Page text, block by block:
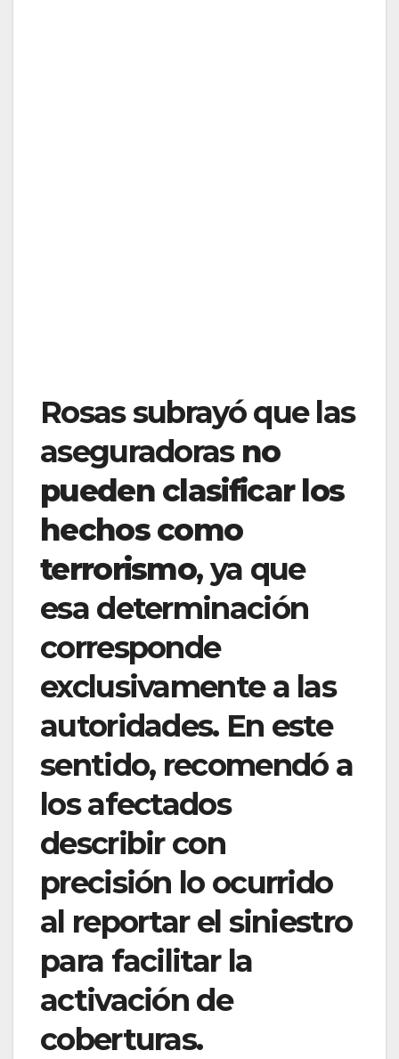
Rosas subrayó que las
aseguradoras no
pueden clasificar los
hechos como
terrorismo, ya que
esa determinación
corresponde
exclusivamente a las
autoridades. En este
sentido, recomendó a
los afectados
describir con
precisión lo ocurrido
al reportar el siniestro
para facilitar la
activación de
coberturas.